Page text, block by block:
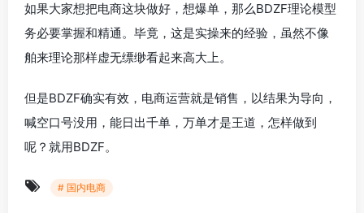
如果大家想把电商这块做好，想爆单，那么BDZF理论模型
务必要掌握和精通。毕竟，这是实操来的经验，虽然不像
舶来理论那样虚无缥缈看起来高大上。
但是BDZF确实有效，电商运营就是销售，以结果为导向，
喊空口号没用，能日出千单，万单才是王道，怎样做到
呢？就用BDZF。
# 国内电商